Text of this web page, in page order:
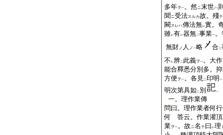
多年ヲ一。然ニ末世ハ
聞ニ受法スルカ故。殘テ
闕 スレハ傳法無レ實。
雖レ有レ器無二事業一
無財ノ 人 ノ一略 合二
不 レ辨二 此義ヲ一。大作
能合釋悉分別多。
方便 ヲ一。各見二印明 一
明次第具如 二 別 一
一。理作業傳
問曰。理作業者何
何 答云。作業灌頂
業ヲ一。故ニ名 テ曰 レ理